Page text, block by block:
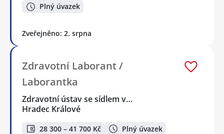
Plný úvazek
Zveřejněno: 2. srpna
Zdravotní Laborant /
Laborantka
Zdravotní ústav se sídlem v…
Hradec Králové
28 300 – 41 700 Kč Plný úvazek